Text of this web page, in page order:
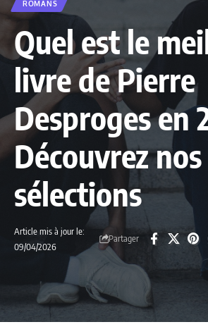
ROMANS
Quel est le
livre de Pierre
Desproges en
Découvrez
sélections
Article mis à jour le:
09/04/2026
Partager